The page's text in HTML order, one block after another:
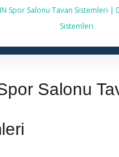
Spor Salonu Tavan Sistemleri |
Sistemleri
— İstanbul Genelinde
Salonu